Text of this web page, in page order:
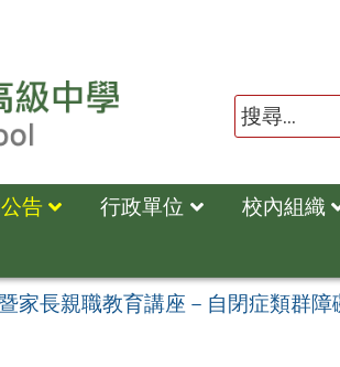
告 行政單位 校內組織
家長親職教育講座－自閉症類群障